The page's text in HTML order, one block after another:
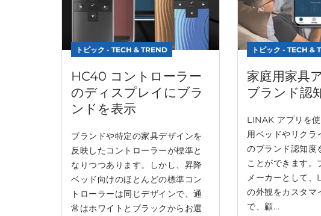
トピック - TECH & TREND
HC40 コントローラー
のディスプレイにブラ
ンドを表示
ブランドや特定の家具デザインを
反映したコントローラーが標準と
なりつつあります。しかし、昇降
ベッド向けのほとんどの標準コン
トローラーは同じデザインで、通
常はホワイトとブラックからお選
トピック - TECH &
家庭用家具
ブランド認
LINAK アプリを
用ベッドやリクラ
のブランド認知度
ことができます。
メーカーとして、
の外観をカスタマ
で、顧...